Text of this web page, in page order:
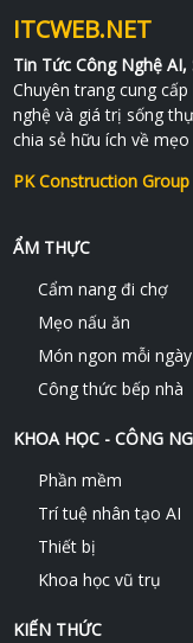
ITCWEB.NET
Tin Tức Công Nghệ
Chuyên trang cung
nghệ và giá trị sống
chia sẻ hữu ích về
PK Construction
ẨM THỰC
Cẩm nang đi chợ
Mẹo nấu ăn
Món ngon mỗi ngày
Công thức bếp nhà
KHOA HỌC - CÔNG
Phần mềm
Trí tuệ nhân tạo AI
Thiết bị
Khoa học vũ trụ
KIẾN THỨC